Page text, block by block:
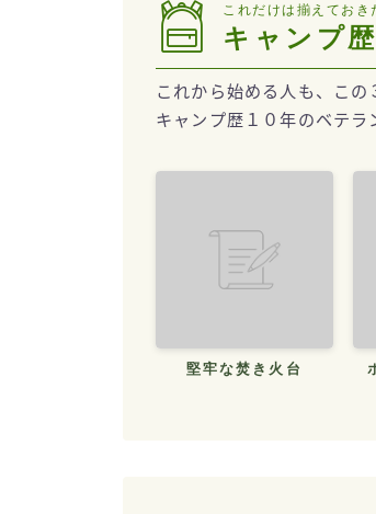
これだけは揃えておき
キャンプ
これから始める人も、この
キャンプ歴１０年のベテ
堅牢な焚き火台